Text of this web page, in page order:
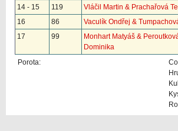
14 - 15
119 Vláčil Martin & Prachařová
16
86 Vaculík Ondřej &
17
99
Monhart Matyáš &
Dominika
Porota: